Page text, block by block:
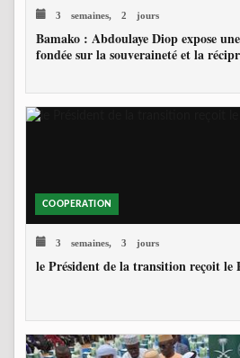
3 semaines, 2 jours
Bamako : Abdoulaye Diop expose
fondée sur la souveraineté et la
COOPERATION
3 semaines, 3 jours
le Président de la transition reçoit le